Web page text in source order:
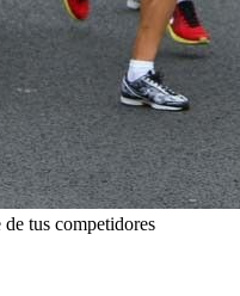
tus competidores